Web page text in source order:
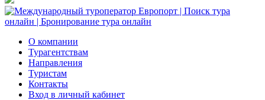
О компании
Турагентствам
Направления
Туристам
Контакты
Вход в личный кабинет